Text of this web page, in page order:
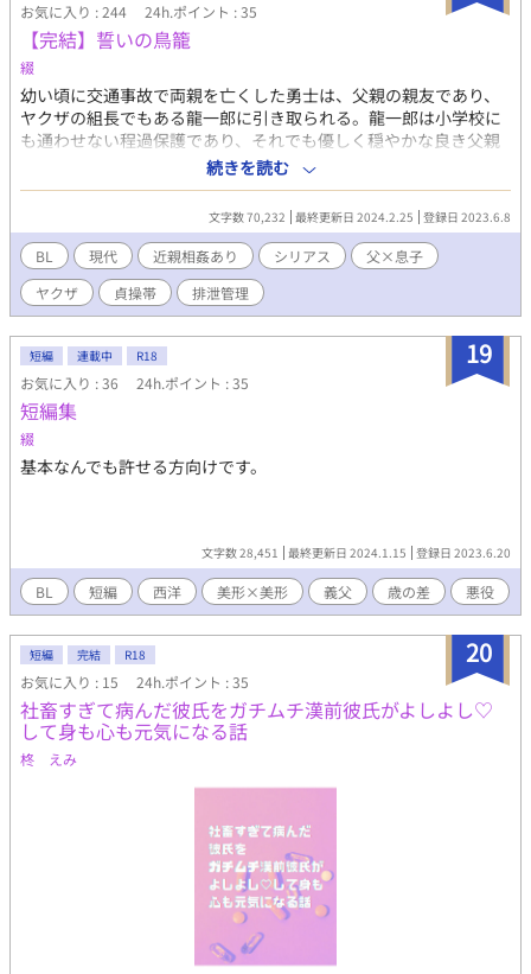
お気に入り : 244 24h.ポイント : 35
【完結】誓いの鳥籠
綴
幼い頃に交通事故で両親を亡くした勇士は、父親の親友であり、
ヤクザの組長でもある龍一郎に引き取られる。龍一郎は小学校に
も通わせない程過保護であり、それでも優しく穏やかな良き父親
であった。だが勇士が成長すると厳しく、他人行儀のように冷た
くなってしまう。そして同時期、勇士は小学三年生でやっとのこ
と通学が許されたが、災いから逃れられるようにと御守りとして
龍一郎から貞操帯をつけられてしまう。高校生になっても勇士
は、冷たいままの龍一郎に苦悩していた。しかし貞操帯を外した
あるひと時だけ龍一郎は昔のように優しくなる。龍一郎が勇士に
貞操帯をつける、その背景には重い過去があった。 ※大スカ、小
スカあり。※なんでも許せる方向け。 イラストは姉が描いてくれ
ました！
続きを読む
文字数 70,232 最終更新日 2024.2.25 登録日 2023.6.8
BL 現代 近親相姦あり シリアス
父×息子
ヤクザ
貞操帯 排泄管理
19
短編 連載中 R18
お気に入り : 36 24h.ポイント : 35
短編集
綴
基本なんでも許せる方向けです。
文字数 28,451 最終更新日 2024.1.15 登録日 2023.6.20
BL 短編 西洋 美形×美形 義父 歳の差 悪役
20
短編 完結 R18
お気に入り : 15 24h.ポイント : 35
社畜すぎて病んだ彼氏をガチムチ漢前彼氏がよしよし♡
して身も心も元気になる話
柊 えみ